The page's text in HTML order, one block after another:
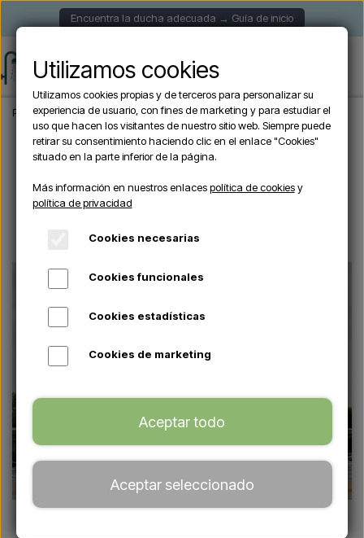
Encuentra la ducha adecuada → Guía de inicio
Página de inicio Duchas de exterior Duchas solares Formidra JOLLY GO
Utilizamos cookies
Utilizamos cookies propias y de terceros para personalizar su
experiencia de usuario, con fines de marketing y para estudiar el
uso que hacen los visitantes de nuestro sitio web. Siempre puede
retirar su consentimiento haciendo clic en el enlace "Cookies"
situado en la parte inferior de la página.
Más información en nuestros enlacespolítica de cookiesy
política de privacidad
Cookies necesarias
Cookies funcionales
Cookies estadísticas
Cookies de marketing
Aceptar todo
Aceptar seleccionado